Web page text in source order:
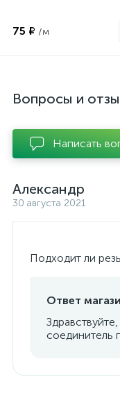
75 ₽ /м
Вопросы и
Написать
Александр
30 августа 2021
Подходит ли
Ответ
соединитель